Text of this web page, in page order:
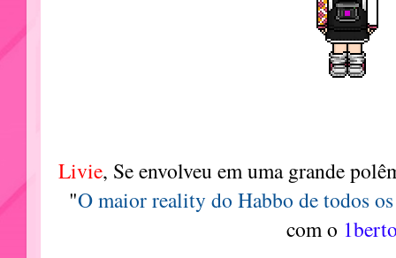
Livie, Se envolveu em uma grande
"O maior reality do Habbo de todos
com o